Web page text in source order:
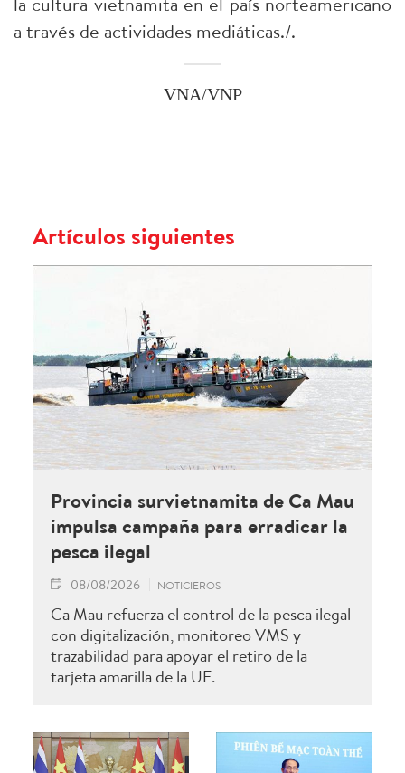
a través de actividades mediáticas./.
VNA/VNP
Artículos siguientes
Provincia survietnamita de Ca Mau
impulsa campaña para erradicar la
pesca ilegal
08/08/2026 NOTICIEROS
Ca Mau refuerza el control de la pesca ilegal
con digitalización, monitoreo VMS y
trazabilidad para apoyar el retiro de la
tarjeta amarilla de la UE.